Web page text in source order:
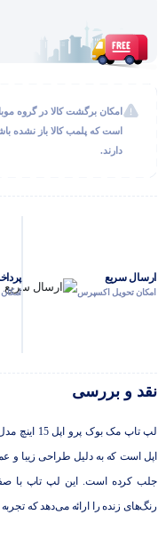
امکان برگشت کالا در گروه
است که پلمب کالا باز نشده
دارند.
ارسال سریع
امکان تحویل اکسپرس امکان
نقد و بررسی
اپل است که به دلیل طراحی زیبا و
رنگ‌های زنده را ارائه می‌دهد که